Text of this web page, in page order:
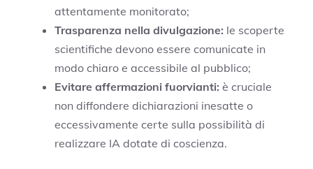
attentamente monitorato;
Trasparenza nella divulgazione: le scoperte
scientifiche devono essere comunicate in
modo chiaro e accessibile al pubblico;
Evitare affermazioni fuorvianti: è cruciale
non diffondere dichiarazioni inesatte o
eccessivamente certe sulla possibilità di
realizzare IA dotate di coscienza.